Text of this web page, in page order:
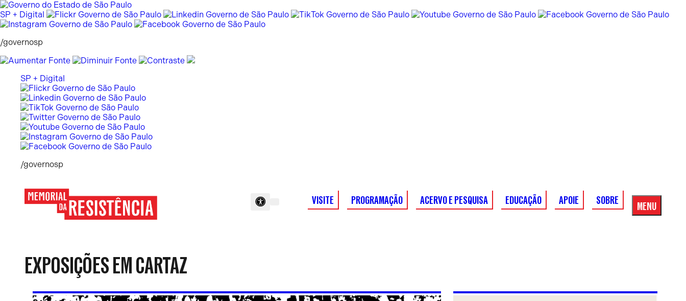
Pular
para
o
SP + Digital
/governosp
SP + Digital
/governosp
VISITE PROGRAMAÇÃO ACERVO E PESQUISA EDUCAÇÃO APOIE SOBRE MENU
Menu
EXPOSIÇÕES EM CARTAZ